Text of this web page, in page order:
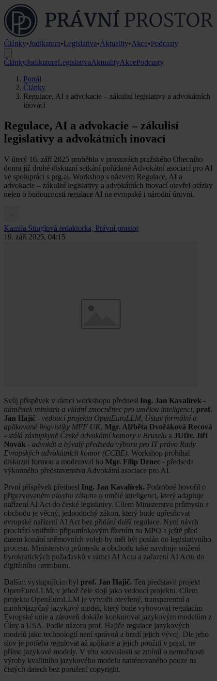
Články•Judikatura•Legislativa•Aktuality•Akce•Podcasty
ČlánkyJudikaturaLegislativaAktualityAkcePodcasty
Portál
Články
Regulace, AI a advokacie – zákulisí legislativy a advokátních
inovací
Regulace, AI a advokacie – zákulisí
legislativy a advokátních inovací
V úterý 16. září 2025 proběhlo v prostorách pražského Obecního
domu již druhé diskuzní setkání pořádané Advokátní asociací pro AI
ve spolupráci s prg.ai. Workshop s názvem Regulace, AI a
advokacie – zákulisí legislativy a advokátních inovací otevřel otázky
nejen o budoucnosti regulace AI na evropské i národní úrovni.
Kamila Stinglová redaktorka, Právní prostor
19. září 2025, 04:15
Svůj příspěvek v rámci workshopu přednesl Ing. Jan Kavalírek -
náměstek ministra a vládní zmocněnec pro umělou inteligenci, prof.
Jan Hajič - vedoucí projektu OpenEuroLLM, Ústav formální a
aplikované lingvistiky MFF UK, Mgr. Alžběta Dvořáková Recová
- stálá zástupkyně České advokátní komory v Bruselu a JUDr. Jiří
Novák - advokát a bývalý předseda výboru pro IT právo Rady
Evropských advokátních komor (CCBE). Workshop probíhal
diskuzní formou a moderoval ho Mgr. Filip Drnec - předseda
výkonného představenstva Advokátní asociace pro AI.
První příspěvek přednesl Ing. Jan Kavalírek. Podrobně hovořil o
připravovaném návrhu zákona o umělé inteligenci, který adaptuje
nařízení AI Act do české legislativy. Cílem Ministerstva průmyslu a
obchodu je věcný, jednoduchý zákon, který bude upřesňovat
evropské nařízení AI Act bez přidání další regulace. Nyní návrh
prochází vnitřním připomínkovým řízením na MPO a ještě před
datem konání sněmovních voleb by měl být poslán do legislativního
procesu. Ministerstvo průmyslu a obchodu také navrhuje snížení
byrokratických požadavků v rámci AI Actu a zařazení AI Actu do
digitálního omnibusu.
Dalším vystupujícím byl prof. Jan Hajič. Ten představil projekt
OpenEuroLLM, v jehož čele stojí jako vedoucí projektu. Cílem
projektu OpenEuroLLM je vytvořit otevřený, transparentní a
mnohojazyčný jazykový model, který bude vyhovovat regulacím
Evropské unie a zároveň dokáže konkurovat jazykovým modelům z
Číny a USA. Podle názoru prof. Hajiče regulace jazykových
modelů jako technologií není správná a brzdí jejich vývoj. Dle jeho
slov je potřeba regulovat až aplikace a jejich použití v praxi, ne
přímo jazykové modely. V této souvislosti se zmínil o nemožnosti
výroby kvalitního jazykového modelu natrénovaného pouze na
čistých datech bez porušení copyright.